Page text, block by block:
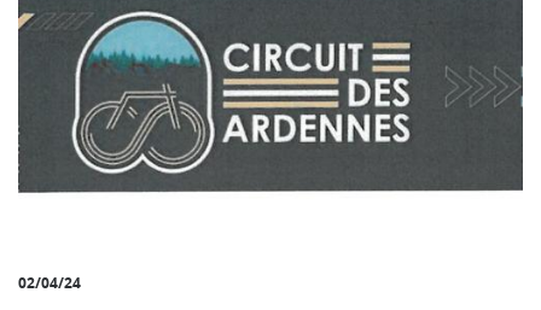
02/04/24